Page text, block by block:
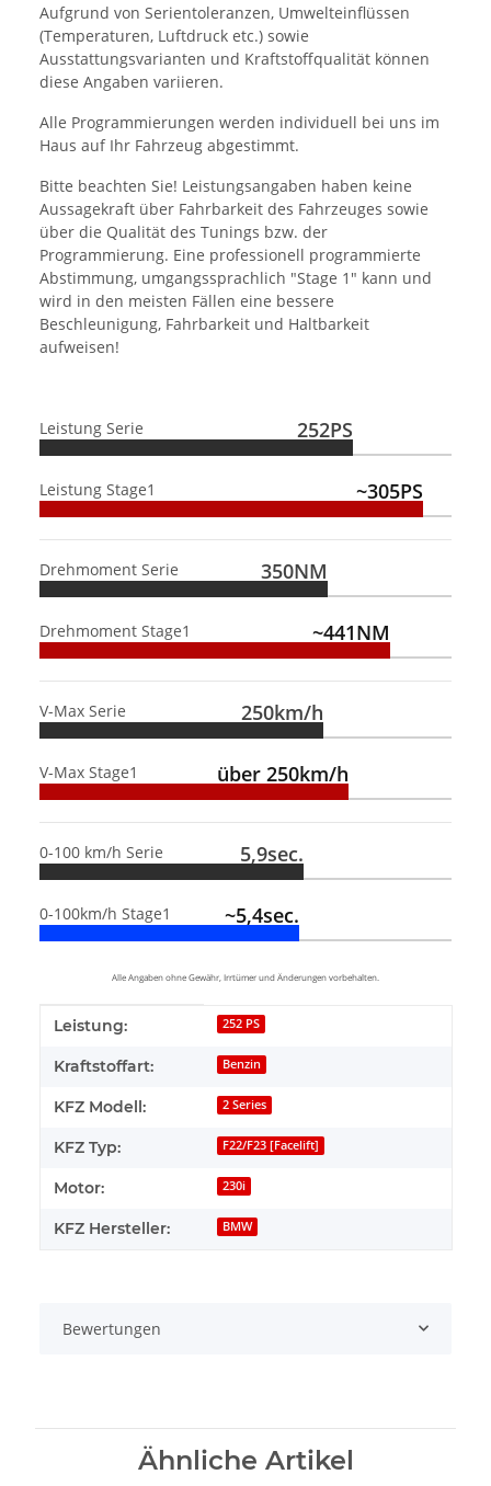
Aufgrund von Serientoleranzen, Umwelteinflüssen
(Temperaturen, Luftdruck etc.) sowie
Ausstattungsvarianten und Kraftstoffqualität können
diese Angaben variieren.
Alle Programmierungen werden individuell bei uns im
Haus auf Ihr Fahrzeug abgestimmt.
Bitte beachten Sie! Leistungsangaben haben keine
Aussagekraft über Fahrbarkeit des Fahrzeuges sowie
über die Qualität des Tunings bzw. der
Programmierung. Eine professionell programmierte
Abstimmung, umgangssprachlich "Stage 1" kann und
wird in den meisten Fällen eine bessere
Beschleunigung, Fahrbarkeit und Haltbarkeit
aufweisen!
Leistung Serie 252PS
Leistung Stage1 ~305PS
Drehmoment Serie 350NM
Drehmoment Stage1 ~441NM
V-Max Serie 250km/h
V-Max Stage1 über 250km/h
0-100 km/h Serie 5,9sec.
0-100km/h Stage1 ~5,4sec.
Alle Angaben ohne Gewähr, Irrtümer und Änderungen vorbehalten.
Produkteigenschaft
Wert
Leistung: 252 PS
Kraftstoffart: Benzin
KFZ Modell: 2 Series
KFZ Typ: F22/F23 [Facelift]
Motor: 230i
KFZ Hersteller: BMW
Bewertungen
Ähnliche Artikel